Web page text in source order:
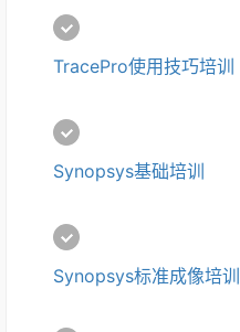
TracePro使用技巧培训
Synopsys基础培训
Synopsys标准成像培训